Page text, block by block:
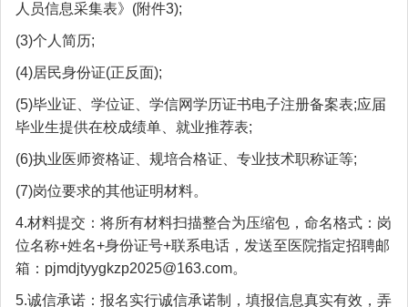
人员信息采集表》(附件3);
(3)个人简历;
(4)居民身份证(正反面);
(5)毕业证、学位证、学信网学历证书电子注册备案表;应届
毕业生提供在校成绩单、就业推荐表;
(6)执业医师资格证、规培合格证、专业技术职称证等;
(7)岗位要求的其他证明材料。
4.材料提交：将所有材料扫描整合为压缩包，命名格式：岗
位名称+姓名+身份证号+联系电话，发送至医院指定招聘邮
箱：pjmdjtyygkzp2025@163.com。
5.诚信承诺：报名实行诚信承诺制，填报信息真实有效，弄